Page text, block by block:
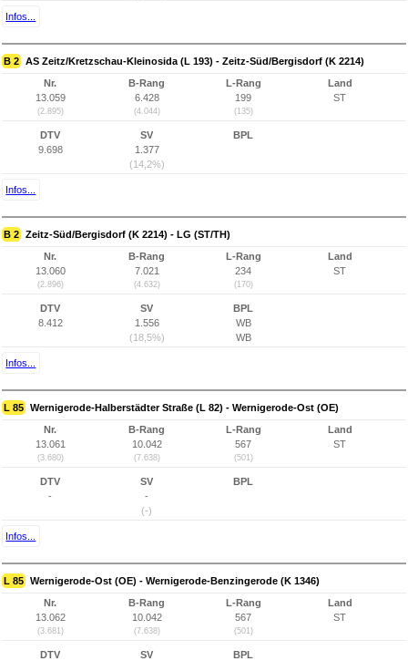
Infos...
B 2 AS Zeitz/Kretzschau-Kleinosida (L 193) - Zeitz-Süd/Bergisdorf (K 2214)
Nr.
13.059
(2.895)
B-Rang
6.428
(4.044)
L-Rang
199
(135)
Land
ST
DTV
9.698
SV
1.377
(14,2%)
BPL
Infos...
B 2 Zeitz-Süd/Bergisdorf (K 2214) - LG (ST/TH)
Nr.
13.060
(2.896)
B-Rang
7.021
(4.632)
L-Rang
234
(170)
Land
ST
DTV
8.412
SV
1.556
(18,5%)
BPL
WB
WB
Infos...
L 85 Wernigerode-Halberstädter Straße (L 82) - Wernigerode-Ost (OE)
Nr.
13.061
(3.680)
B-Rang
10.042
(7.638)
L-Rang
567
(501)
Land
ST
DTV
-
SV
-
(-)
BPL
Infos...
L 85 Wernigerode-Ost (OE) - Wernigerode-Benzingerode (K 1346)
Nr.
13.062
(3.681)
B-Rang
10.042
(7.638)
L-Rang
567
(501)
Land
ST
DTV
SV
BPL